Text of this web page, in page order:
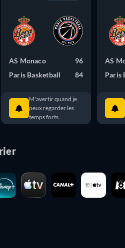
AS Monaco
96
Paris Basketball
84
M'avertir quand je
peux regarder les
temps forts..
AS
Paris